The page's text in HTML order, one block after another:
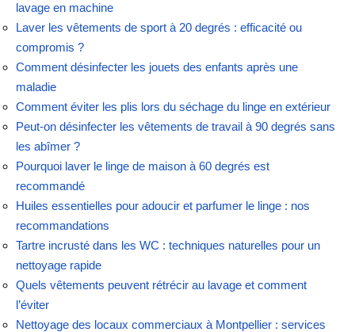
lavage en machine
Laver les vêtements de sport à 20 degrés : efficacité ou
compromis ?
Comment désinfecter les jouets des enfants après une
maladie
Comment éviter les plis lors du séchage du linge en extérieur
Peut-on désinfecter les vêtements de travail à 90 degrés sans
les abîmer ?
Pourquoi laver le linge de maison à 60 degrés est
recommandé
Huiles essentielles pour adoucir et parfumer le linge : nos
recommandations
Tartre incrusté dans les WC : techniques naturelles pour un
nettoyage rapide
Quels vêtements peuvent rétrécir au lavage et comment
l’éviter
Nettoyage des locaux commerciaux à Montpellier : services